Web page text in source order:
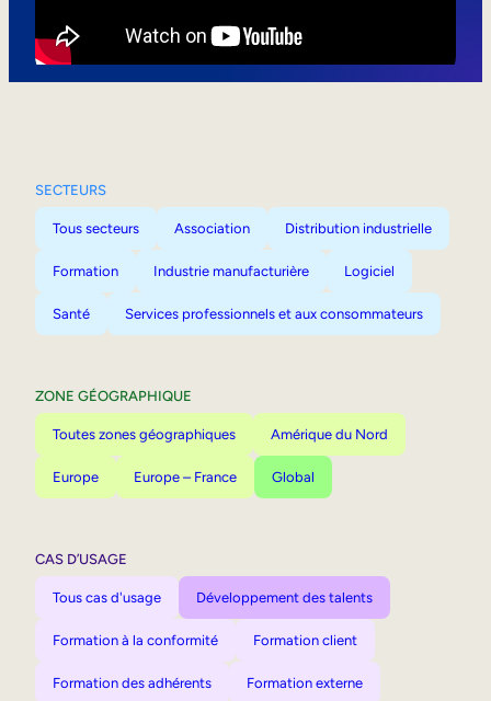
SECTEURS
Tous secteurs Association Distribution industrielle
Formation Industrie manufacturière Logiciel
Santé Services professionnels et aux consommateurs
ZONE GÉOGRAPHIQUE
Toutes zones géographiques Amérique du Nord
Europe Europe – France Global
CAS D’USAGE
Tous cas d'usage Développement des talents
Formation à la conformité Formation client
Formation des adhérents Formation externe